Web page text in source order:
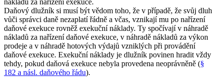
Daňový dlužník si musí být vědom toho, že v případě, že svůj dluh
vůči správci daně nezaplatí řádně a včas, vznikají mu po nařízení
daňové exekuce rovněž exekuční náklady. Ty spočívají v náhradě
nákladů za nařízení daňové exekuce, v náhradě nákladů za výkon
prodeje a v náhradě hotových výdajů vzniklých při provádění
daňové exekuce. Exekuční náklady je dlužník povinen hradit vždy
tehdy, pokud daňová exekuce nebyla provedena neoprávněně (§
182 a násl. daňového řádu).